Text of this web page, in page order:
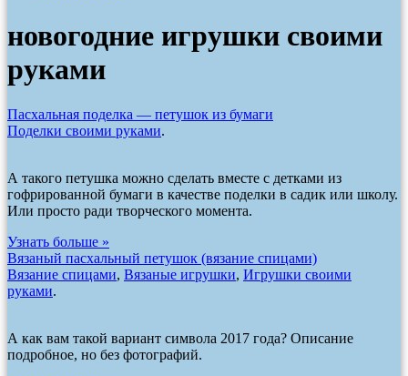
новогодние игрушки своими
руками
Пасхальная поделка — петушок из бумаги
Поделки своими руками.
А такого петушка можно сделать вместе с детками из
гофрированной бумаги в качестве поделки в садик или школу.
Или просто ради творческого момента.
Узнать больше »
Вязаный пасхальный петушок (вязание спицами)
Вязание спицами, Вязаные игрушки, Игрушки своими
руками.
А как вам такой вариант символа 2017 года? Описание
подробное, но без фотографий.